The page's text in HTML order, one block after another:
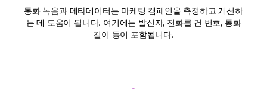
통화 녹음과 메타데이터는 마케팅 캠페인을 측정하고 개선하
는 데 도움이 됩니다. 여기에는 발신자, 전화를 건 번호, 통화
길이 등이 포함됩니다.